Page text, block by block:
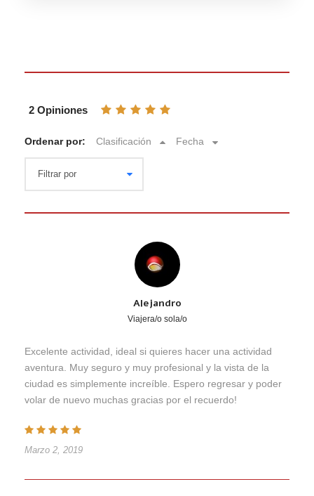
2 Opiniones
Ordenar por: Clasificación Fecha
Alejandro
Viajera/o sola/o
Excelente actividad, ideal si quieres hacer una actividad
aventura. Muy seguro y muy profesional y la vista de la
ciudad es simplemente increíble. Espero regresar y poder
volar de nuevo muchas gracias por el recuerdo!
Marzo 2, 2019